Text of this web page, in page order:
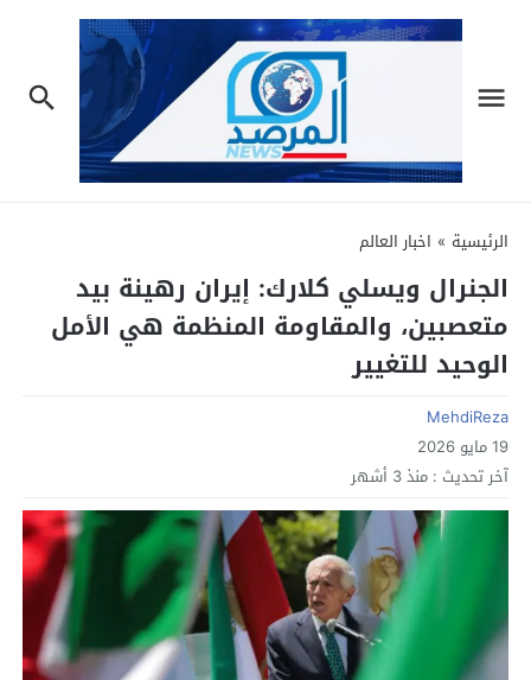
الرئيسية » اخبار العالم
الجنرال ويسلي كلارك: إيران رهينة بيد
متعصبين، والمقاومة المنظمة هي الأمل
الوحيد للتغيير
MehdiReza
19 مايو 2026
آخر تحديث : منذ 3 أشهر